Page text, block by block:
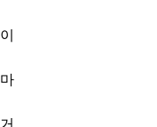
이
마